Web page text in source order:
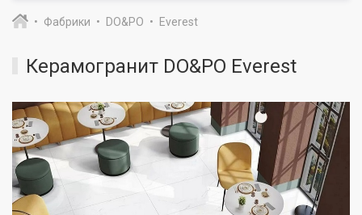
Фабрики DO&PO Everest
Керамогранит DO&PO Everest